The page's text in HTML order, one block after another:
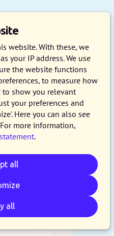
website. With these, we
your IP address. We use
the website functions
to measure how
to show you relevant
your preferences and
Here you can also see
more information,
.
all
all